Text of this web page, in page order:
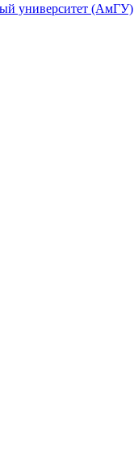
университет (АмГУ)